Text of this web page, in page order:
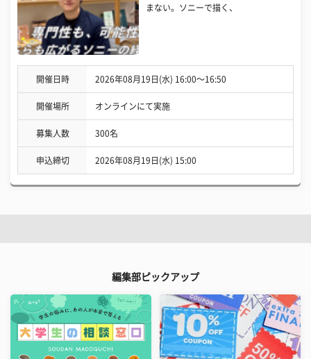
まない。ソニーで描く、
開催日時 2026年08月19日(水) 16:00〜16:50
開催場所 オンラインにて実施
募集人数 300名
申込締切 2026年08月19日(水) 15:00
編集部ピックアップ